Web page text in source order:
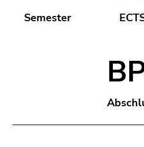
3)
(Benutzer/Sprache)
Semester